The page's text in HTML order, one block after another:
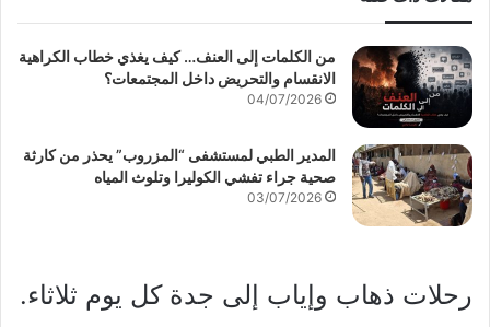
من الكلمات إلى العنف… كيف يغذي خطاب الكراهية
الانقسام والتحريض داخل المجتمعات؟
04/07/2026
المدير الطبي لمستشفى “المزروب” يحذر من كارثة
صحية جراء تفشي الكوليرا وتلوث المياه
03/07/2026
رحلات ذهاب وإياب إلى جدة كل يوم ثلاثاء.